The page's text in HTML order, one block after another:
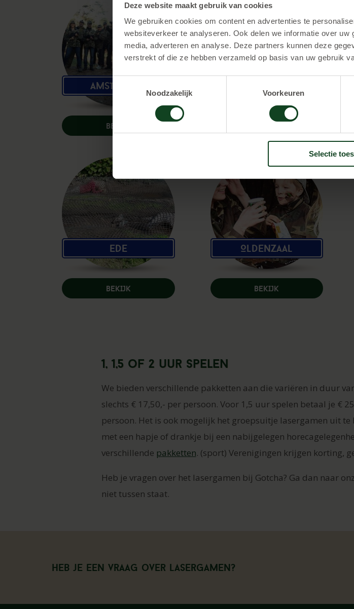
Deze website maakt gebruik van cookies
We gebruiken cookies om content en advertenties te
websiteverkeer te analyseren. Ook delen we informatie over
media, adverteren en analyse. Deze partners kunnen deze
verstrekt of die ze hebben verzameld op basis van uw gebruik
Toestemmingsselectie
Noodzakelijk
Voorkeuren
Selectie
Amsterdam
BEKIJK
Ede
BEKIJK
Oldenzaal
BEKIJK
1, 1,5 of 2 uur spelen
We bieden verschillende pakketten aan die variëren in duur
slechts € 17,50,- per persoon. Voor 1,5 uur spelen betaal je €
persoon. Het is ook mogelijk het groepsuitje lasergamen uit
met een hapje of drankje bij een nabijgelegen
verschillende pakketten. (sport) Verenigingen krijgen korting,
Heb je vragen over het lasergamen bij Gotcha? Ga dan naar
niet tussen staat.
Heb je een vraag over Lasergamen?